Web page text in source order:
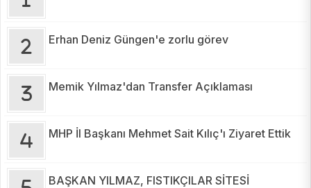
Erhan Deniz Güngen'e zorlu görev
Memik Yılmaz'dan Transfer Açıklaması
MHP İl Başkanı Mehmet Sait Kılıç'ı Ziyaret Ettik
BAŞKAN YILMAZ, FISTIKÇILAR SİTESİ